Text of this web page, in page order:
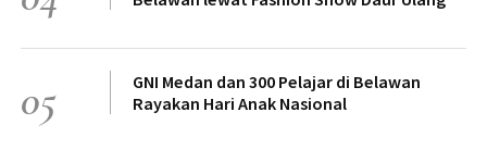
05
GNI Medan dan 300 Pelajar di Belawan
Rayakan Hari Anak Nasional